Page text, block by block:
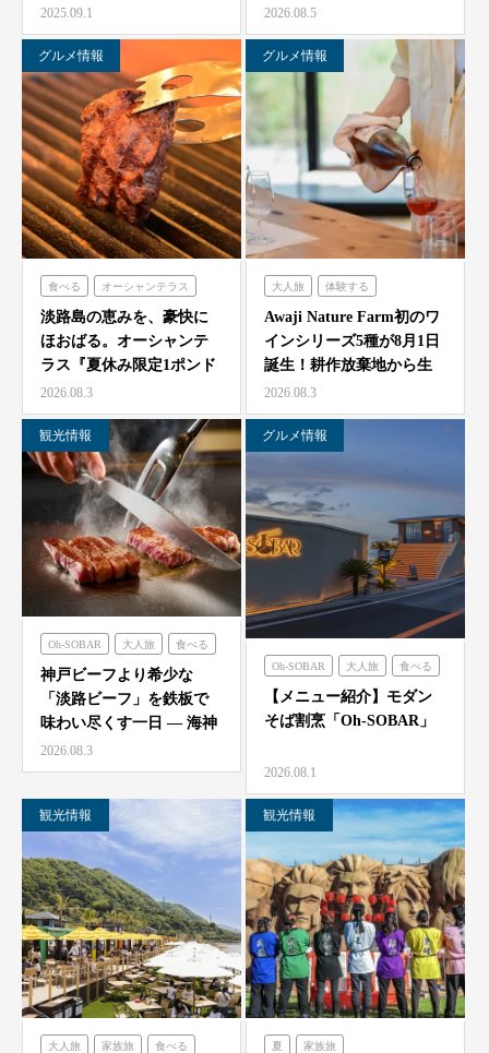
らペット可ホテルまで…
2025.09.1
一夜をモダン蕎麦割烹
O…
2026.08.5
グルメ情報
食べる オーシャンテラス
淡路島の恵みを、豪快に
ほおばる。オーシャンテ
ラス『夏休み限定1ポンド
ビーフフェア』7月25…
2026.08.3
グルメ情報
大人旅 体験する
農家レストラン「陽・燦燦」
Awaji Nature Farm初のワ
インシリーズ5種が8月1日
誕生！耕作放棄地から生
ま…
2026.08.3
観光情報
Oh-SOBAR 大人旅 食べる
のじまスコーラ 海神人の食卓
神戸ビーフより希少な
「淡路ビーフ」を鉄板で
味わい尽くす一日 — 海神
人（アマン）の食卓
「桟…
2026.08.3
グルメ情報
Oh-SOBAR 大人旅 食べる
【メニュー紹介】モダン
そば割烹「Oh-SOBAR」
2026.08.1
観光情報
大人旅 家族旅 食べる
観光情報
夏 家族旅